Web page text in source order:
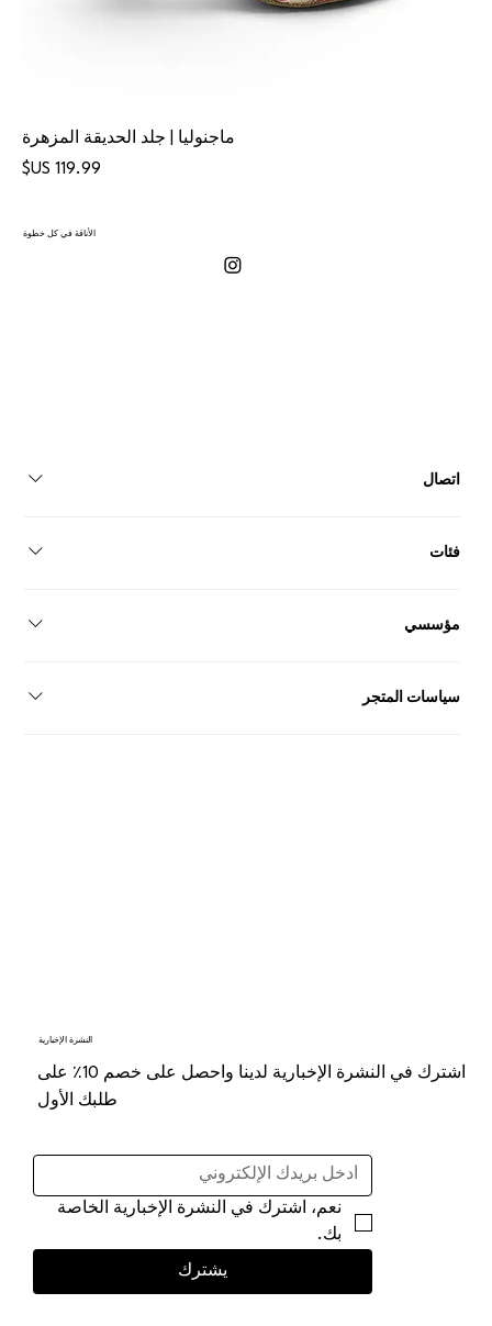
ماجنوليا | جلد الحديقة المزهرة
السعر
اتصال
فئات
مؤسسي
سياسات المتجر
الأناقة في كل خطوة
النشرة الإخبارية
اشترك في النشرة الإخبارية لدينا واحصل على خصم 10٪ على
طلبك الأول
بك.
يشترك